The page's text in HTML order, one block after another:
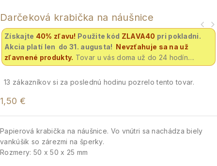
Darčeková krabička na náušnice
Získajte 40% zľavu! Použite kód ZLAVA40 pri pokladni.
Akcia platí len do 31. augusta! Nevzťahuje sa na už
zľavnené produkty. Tovar u vás doma už do 24 hodín....
13 zákazníkov si za poslednú hodinu pozrelo tento tovar.
1,50 €
Papierová krabička na náušnice. Vo vnútri sa nachádza biely
vankúšik so zárezmi na šperky.
Rozmery: 50 x 50 x 25 mm